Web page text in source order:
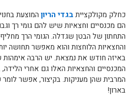
כחלק מקולקצייתבגדי הריון המוצעת
הם מכנסיים וחצאיות שיש להם גומי רך
התחתון של הבטן שגדלה. הגומי הרך
והחצאיות הלוחצות והוא מאפשר תחושה
באיזה חודש את נמצאת. יש הרבה
המכנסיים והחצאיות האלו גם אחרי
המרבית שהן מעניקות. בקיצור, אפשר
בארון!